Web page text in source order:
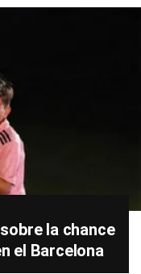
la chance
el Barcelona